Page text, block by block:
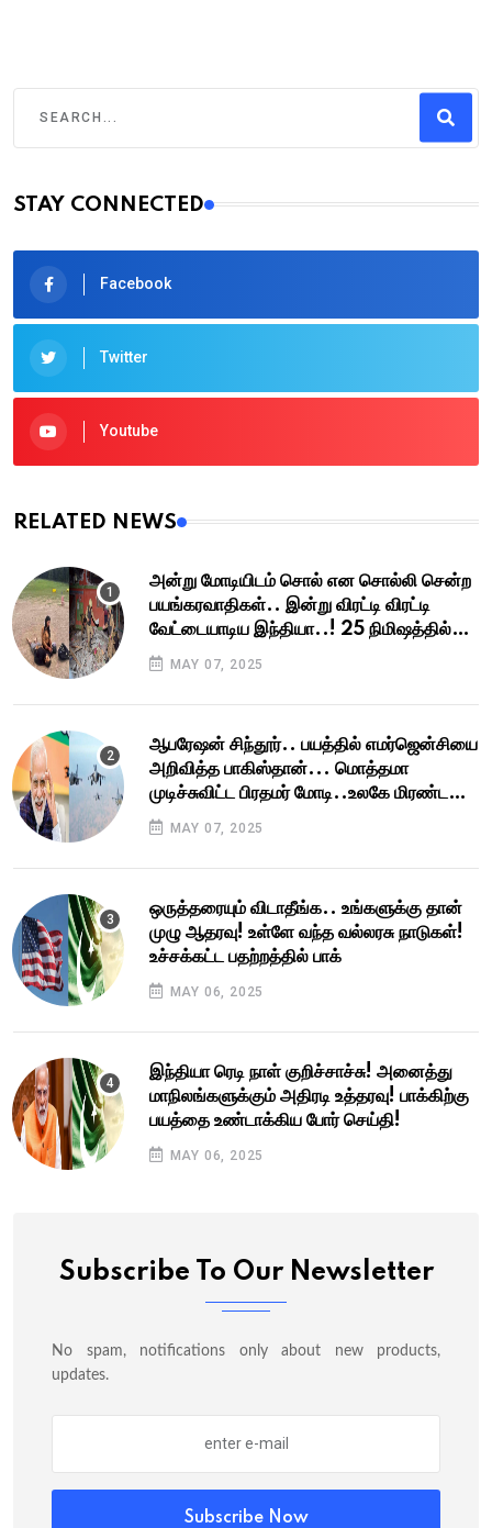
STAY CONNECTED
Facebook
Twitter
Youtube
RELATED NEWS
அன்று மோடியிடம் சொல் என சொல்லி சென்ற
பயங்கரவாதிகள்.. இன்று விரட்டி விரட்டி
வேட்டையாடிய இந்தியா..! 25 நிமிஷத்தில்
மொத்தமும் காலி!
MAY 07, 2025
ஆபரேஷன் சிந்தூர்.. பயத்தில் எமர்ஜென்சியை
அறிவித்த பாகிஸ்தான்... மொத்தமா
முடிச்சுவிட்ட பிரதமர் மோடி..உலகே மிரண்ட
துல்லிய அடி !
MAY 07, 2025
ஒருத்தரையும் விடாதீங்க.. உங்களுக்கு தான்
முழு ஆதரவு! உள்ளே வந்த வல்லரசு நாடுகள்!
உச்சக்கட்ட பதற்றத்தில் பாக்
MAY 06, 2025
இந்தியா ரெடி நாள் குறிச்சாச்சு! அனைத்து
மாநிலங்களுக்கும் அதிரடி உத்தரவு! பாக்கிற்கு
பயத்தை உண்டாக்கிய போர் செய்தி!
MAY 06, 2025
Subscribe To Our Newsletter
No spam, notifications only about new products,
updates.
Subscribe Now